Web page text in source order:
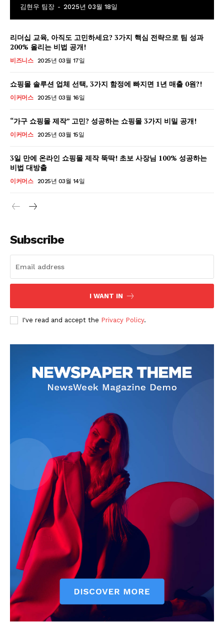
GB leader
Company
회사소개
구독 플랜
마이페이지
개인정보취급방침
청소년보호정책
김현우 팀장 - 2025년 03월 18일
리더십 교육, 아직도 고민하세요? 3가지 핵심 전략으로 팀 성과
200% 올리는 비법 공개!
비즈니스 2025년 03월 17일
쇼핑몰 솔루션 업체 선택, 3가지 함정에 빠지면 1년 매출 0원?!
이커머스 2025년 03월 16일
“가구 쇼핑몰 제작” 고민? 성공하는 쇼핑몰 3가지 비밀 공개!
이커머스 2025년 03월 15일
3일 만에 온라인 쇼핑몰 제작 뚝딱! 초보 사장님 100% 성공하는
비법 대방출
이커머스 2025년 03월 14일
Subscribe
I WANT IN
I've read and accept the Privacy Policy.